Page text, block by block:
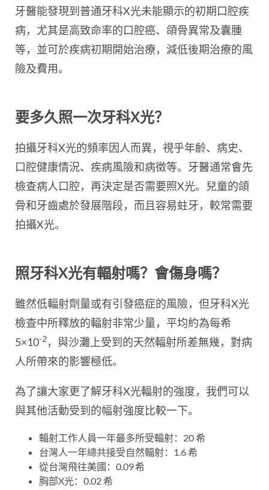
牙醫能發現到普通牙科X光未能顯示的初期口腔疾
病，尤其是高致命率的口腔癌、頜骨異常及囊腫
等，並可於疾病初期開始治療，減低後期治療的風
險及費用。
要多久照一次牙科X光？
拍攝牙科X光的頻率因人而異，視乎年齡、病史、
口腔健康情況、疾病風險和病徵等。牙醫通常會先
檢查病人口腔，再決定是否需要照X光。兒童的頜
骨和牙齒處於發展階段，而且容易蛀牙，較常需要
拍攝X光。
照牙科X光有輻射嗎？會傷身嗎？
雖然低輻射劑量或有引發癌症的風險，但牙科X光
檢查中所釋放的輻射非常少量，平均約為每希
5×10-2，與沙灘上受到的天然輻射所差無幾，對病
人所帶來的影響極低。
為了讓大家更了解牙科X光輻射的強度，我們可以
與其他活動受到的幅射強度比較一下。
輻射工作人員一年最多所受輻射：20 希
台灣人一年總共接受自然輻射：1.6 希
從台灣飛往美國：0.09希
胸部X光：0.02 希